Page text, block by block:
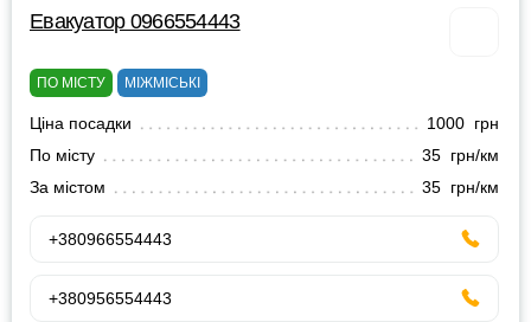
Евакуатор 0966554443
ПО МІСТУ МІЖМІСЬКІ
Ціна посадки
1000 грн
По місту
35 грн/км
За містом
35 грн/км
+380966554443
+380956554443